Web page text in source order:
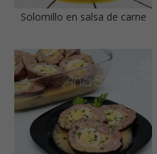
Solomillo en salsa de carne